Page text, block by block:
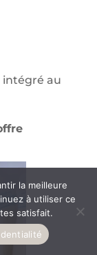
intégré au
la meilleure
à utiliser ce
satisfait.